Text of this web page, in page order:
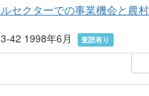
セクターでの事業機会と農
42 1998年6月
査読有り